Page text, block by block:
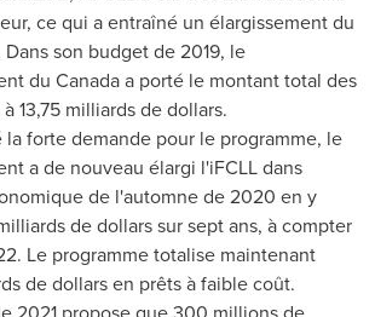
ce qui a entraîné un élargissement du
son budget de 2019, le
du Canadaa porté le montant total des
13,75 milliards de dollars.
la forte demande pour le programme, le
a de nouveau élargi l'iFCLL dans
de l'automne de 2020 en y
de dollars sur sept ans, à compter
Le programme totalise maintenant
de dollars en prêts à faible coût.